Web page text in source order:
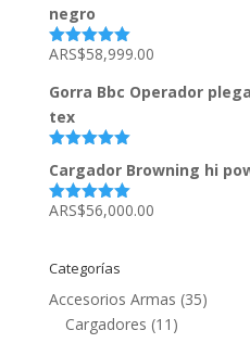
negro
Valorado
5
ARS$58,999.00
Gorra Bbc Operador
tex
con5.00de
5
Cargador Browning hi
Valorado
ARS$56,000.00
Categorías
Accesorios Armas (35)
Cargadores (11)